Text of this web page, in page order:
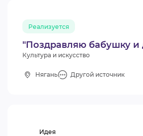
"Поздравляю бабушку и
Реализуется
Культура и искусство
Нягань Другой источник
Идея